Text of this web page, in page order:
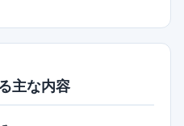
主な内容